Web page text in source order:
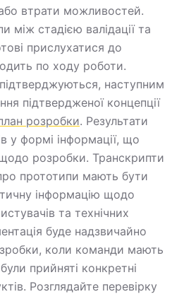
втрати можливостей.
між стадією валідації та
прислухатися до
по ходу роботи.
наступним
підтвердженої концепції
розробки. Результати
у формі інформації, що
розробки. Транскрипти
прототипи мають бути
інформацію щодо
та технічних
буде надзвичайно
коли команди мають
прийняті конкретні
Розглядайте перевірку